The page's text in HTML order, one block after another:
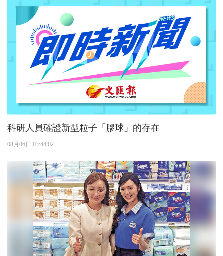
科研人員確證新型粒子「膠球」的存在
08月06日 03:44:02